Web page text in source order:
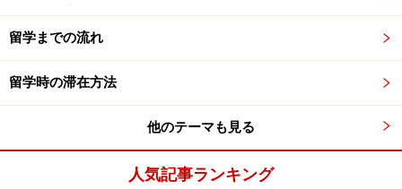
留学までの流れ
留学時の滞在方法
他のテーマも見る
人気記事ランキング